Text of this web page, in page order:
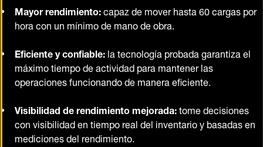
Mayor rendimiento:capaz de mover hasta 60 cargas por
hora con un mínimo de mano de obra.
Eficiente y confiable:la tecnología probada garantiza el
máximo tiempo de actividad para mantener las
operaciones funcionando de manera eficiente.
Visibilidad de rendimiento mejorada:tome decisiones
con visibilidad en tiempo real del inventario y basadas en
mediciones del rendimiento.